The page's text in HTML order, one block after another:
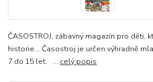
ČASOSTROJ, zábavný magazín pro děti,
historie... Časostroj je určen výhradně
7 do 15 let. ... celý popis